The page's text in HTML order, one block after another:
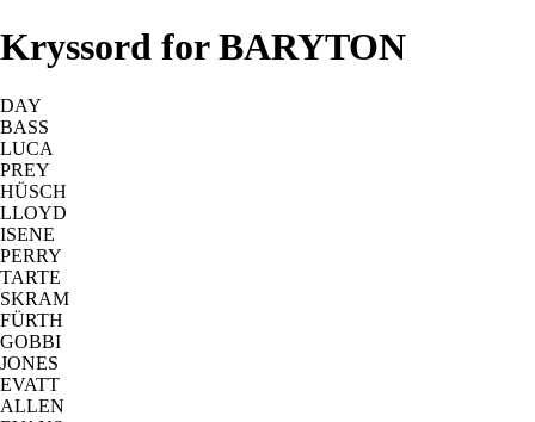
Kryssord for BARYTON
DAY
BASS
LUCA
PREY
HÜSCH
LLOYD
ISENE
PERRY
TARTE
SKRAM
FÜRTH
GOBBI
JONES
EVATT
ALLEN